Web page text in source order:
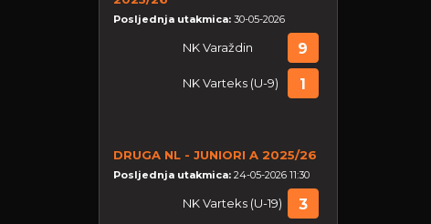
Posljednja utakmica: 30-05-2026
NK Varaždin 9
NK Varteks (U-9) 1
DRUGA NL - JUNIORI A 2025/26
Posljednja utakmica: 24-05-2026 11:30
NK Varteks (U-19) 3